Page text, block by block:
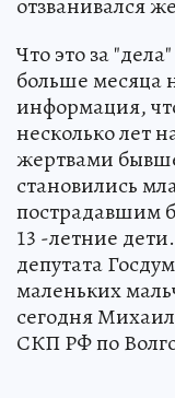
отзванивался
Что это за
больше месяца
информация,
несколько лет
жертвами
становились
пострадавшим
13 -летние
депутата
маленьких
сегодня
СКП РФ по